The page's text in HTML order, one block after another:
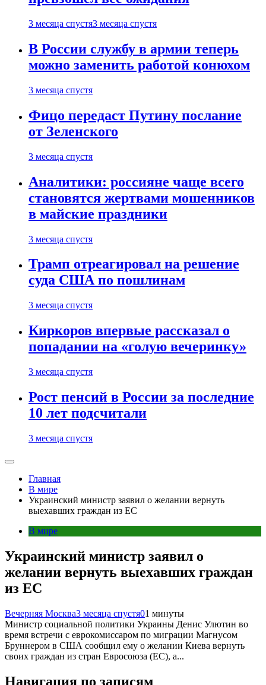
3 месяца спустя3 месяца спустя
В России службу в армии теперь
можно заменить работой конюхом
3 месяца спустя
Фицо передаст Путину послание
от Зеленского
3 месяца спустя
Аналитики: россияне чаще всего
становятся жертвами мошенников
в майские праздники
3 месяца спустя
Трамп отреагировал на решение
суда США по пошлинам
3 месяца спустя
Киркоров впервые рассказал о
попадании на «голую вечеринку»
3 месяца спустя
Рост пенсий в России за последние
10 лет подсчитали
3 месяца спустя
Главная
В мире
Украинский министр заявил о желании вернуть
выехавших граждан из ЕС
В мире
Украинский министр заявил о
желании вернуть выехавших граждан
из ЕС
Вечерняя Москва3 месяца спустя01 минуты
Министр социальной политики Украины Денис Улютин во
время встречи с еврокомиссаром по миграции Магнусом
Бруннером в США сообщил ему о желании Киева вернуть
своих граждан из стран Евросоюза (ЕС), а...
Навигация по записям